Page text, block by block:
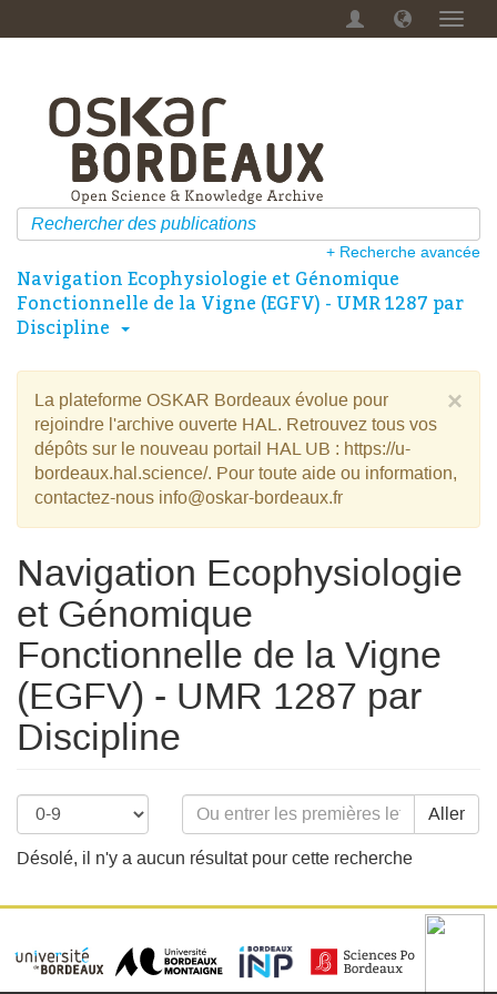
Menu
+ Recherche avancée
Navigation Ecophysiologie et Génomique
Fonctionnelle de la Vigne (EGFV) - UMR 1287 par
Discipline
×
La plateforme OSKAR Bordeaux évolue pour
rejoindre l'archive ouverte HAL. Retrouvez tous vos
dépôts sur le nouveau portail HAL UB : https://u-
bordeaux.hal.science/. Pour toute aide ou information,
contactez-nous info@oskar-bordeaux.fr
Navigation Ecophysiologie
et Génomique
Fonctionnelle de la Vigne
(EGFV) - UMR 1287 par
Discipline
Aller
Désolé, il n'y a aucun résultat pour cette recherche